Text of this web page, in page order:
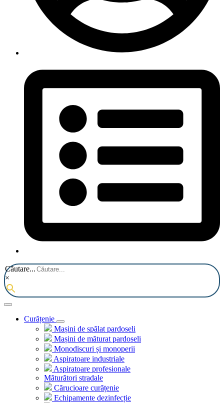
Căutare...
×
Curățenie
Mașini de spălat pardoseli
Mașini de măturat pardoseli
Monodiscuri și monoperii
Aspiratoare industriale
Aspiratoare profesionale
Măturători stradale
Cărucioare curățenie
Echipamente dezinfecție